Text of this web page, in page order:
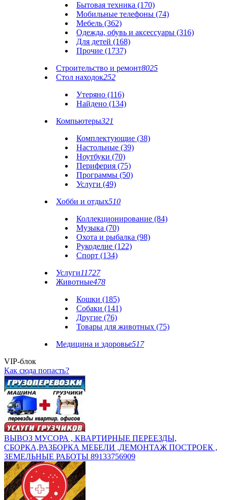
Бытовая техника (170)
Мобильные телефоны (74)
Мебель (362)
Одежда, обувь и аксессуары (316)
Для детей (168)
Прочие (1737)
Строительство и ремонт8025
Стол находок252
Утеряно (116)
Найдено (134)
Компьютеры321
Комплектующие (38)
Настольные (39)
Ноутбуки (70)
Периферия (75)
Программы (50)
Услуги (49)
Хобби и отдых510
Коллекционирование (84)
Музыка (70)
Охота и рыбалка (98)
Рукоделие (122)
Спорт (134)
Услуги11727
Животные478
Кошки (185)
Собаки (141)
Другие (76)
Товары для животных (75)
Медицина и здоровье517
VIP-блок
Как сюда попасть?
ВЫВОЗ МУСОРА , КВАРТИРНЫЕ ПЕРЕЕЗДЫ,
СБОРКА,РАЗБОРКА МЕБЕЛИ ,ДЕМОНТАЖ ПОСТРОЕК ,
ЗЕМЕЛЬНЫЕ РАБОТЫ 89133756909